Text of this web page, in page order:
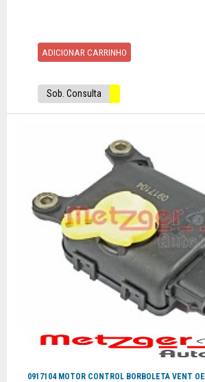
ADICIONAR CARRINHO
Sob. Consulta
0917104 MOTOR CONTROL BORBOLETA VENT OE